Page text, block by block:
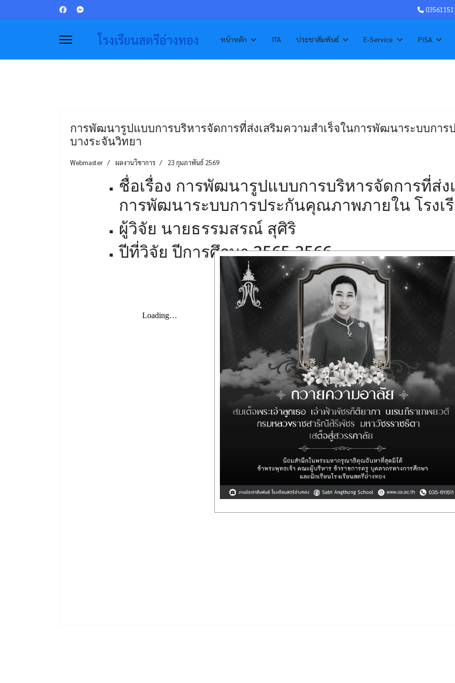
โรงเรียนสตรีอ่างทอง หน้าหลัก ITA ประชาสัมพันธ์ E-Service PISA
การพัฒนารูปแบบการบริหารจัดการที่ส่งเสริมความสำเร็จในการพัฒนาระบบกา
บางระจันวิทยา
Webmaster ผลงานวิชาการ 23 กุมภาพันธ์ 2569
ชื่อเรื่อง การพัฒนารูปแบบการบริหารจัดการที่ส่ง
การพัฒนาระบบการประกันคุณภาพภายใน โรงเ
ผู้วิจัย นายธรรมสรณ์ สุศิริ
ปีที่วิจัย ปีการศึกษา 2565-2566